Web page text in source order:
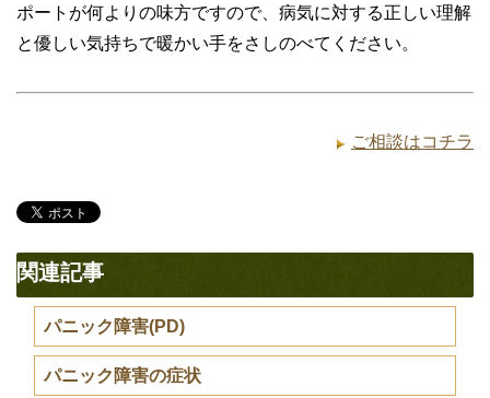
ポートが何よりの味方ですので、病気に対する正しい理解
と優しい気持ちで暖かい手をさしのべてください。
ご相談はコチラ
関連記事
パニック障害(PD)
パニック障害の症状